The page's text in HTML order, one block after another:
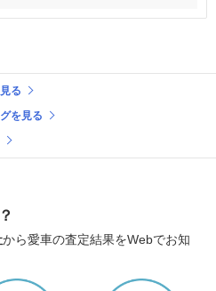
る
を見る
から愛車の査定結果をWebでお知